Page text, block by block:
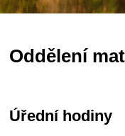
Oddělení
Úřední hodiny